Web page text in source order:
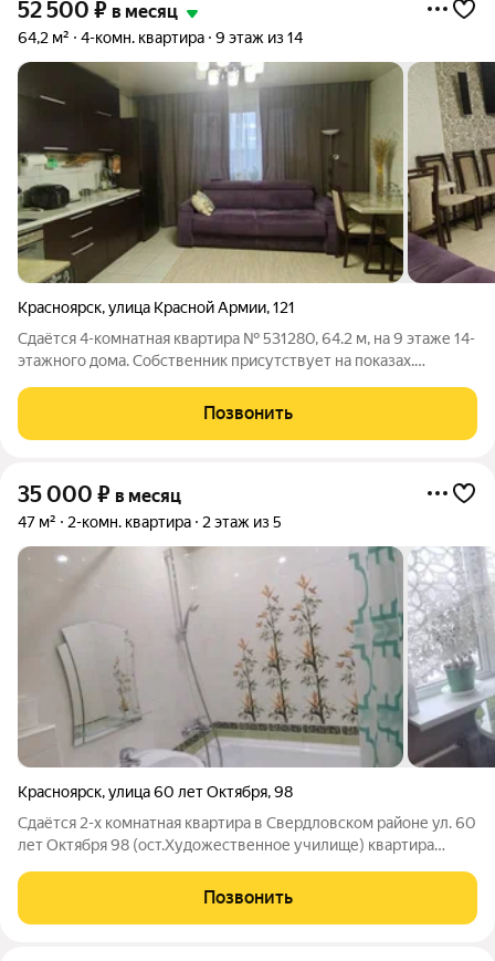
52 500 ₽ в месяц
64,2 м² 4-комн. квартира 9 этаж из 14
Красноярск,улица Красной Армии,121
Сдаётся 4-комнатная квартира № 531280, 64.2 м, на 9 этаже 14-
этажного дома. Собственник присутствует на показах.
оплачиваются отдельно. По условиям проживания: можно с
детьми, можно с питомцами.
Позвонить
35 000 ₽ в месяц
47 м² 2-комн. квартира 2 этаж из 5
Красноярск,улица 60 лет Октября,98
Сдаётся 2-х комнатная квартира в Свердловском районе ул. 60
лет Октября 98 (ост.Художественное училище) квартира
площадь 47 квадратов. Спальные места оборудованы в каждой
комнате-раскладные диваны.
Позвонить